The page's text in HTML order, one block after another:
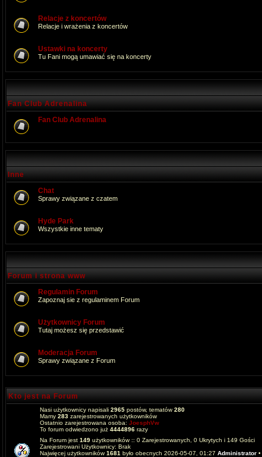
Relacje z koncertów
Relacje i wrażenia z koncertów
Ustawki na koncerty
Tu Fani mogą umawiać się na koncerty
Fan Club Adrenalina
Fan Club Adrenalina
Inne
Chat
Sprawy związane z czatem
Hyde Park
Wszystkie inne tematy
Forum i strona www
Regulamin Forum
Zapoznaj sie z regulaminem Forum
Użytkownicy Forum
Tutaj możesz się przedstawić
Moderacja Forum
Sprawy związane z Forum
Kto jest na Forum
Nasi użytkownicy napisali 2965 postów, tematów280
Mamy 283 zarejestrowanych użytkowników
Ostatnio zarejestrowana osoba: JoesphVw
To forum odwiedzono już 4444896 razy
Na Forum jest 149 użytkowników :: 0 Zarejestrowanych, 0 Ukrytych i 149 Gości
Zarejestrowani Użytkownicy: Brak
Najwięcej użytkowników1681 było obecnych 2026-05-07, 01:27 Administrator •